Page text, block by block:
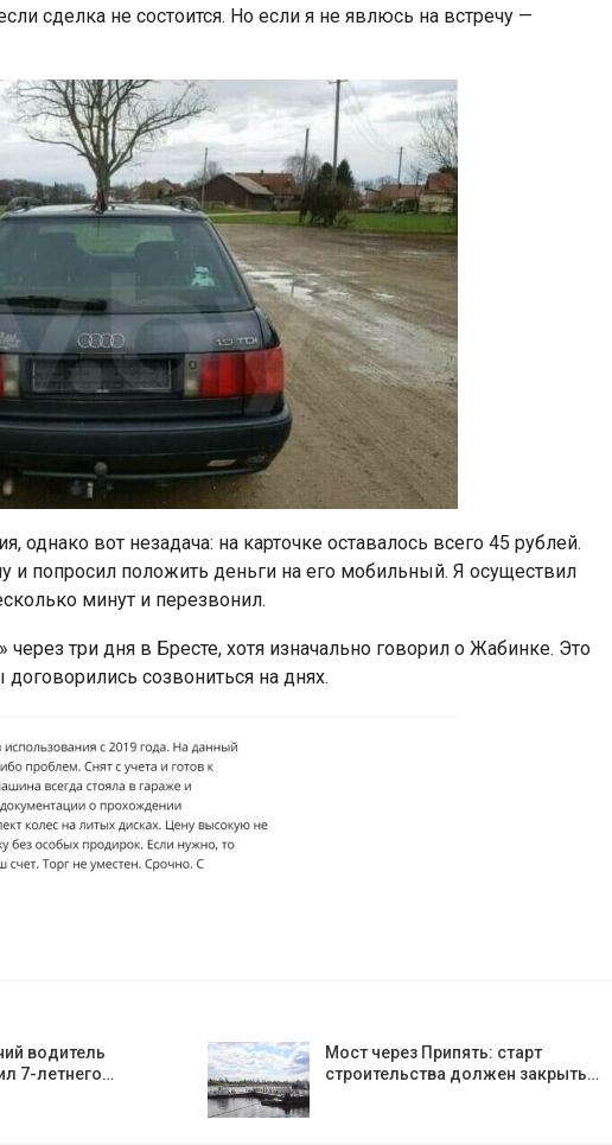
сделка не состоится. Но если я не явлюсь на встречу —
однако вот незадача: на карточке оставалось всего 45 рублей.
и попросил положить деньги на его мобильный. Я осуществил
минут и перезвонил.
три дня в Бресте, хотя изначально говорил о Жабинке. Это
созвониться на днях.
водитель
7-летнего…
Мост через Припять: старт
строительства должен закрыть…